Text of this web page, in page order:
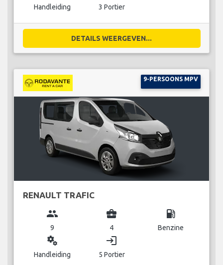
Handleiding 3 Portier
DETAILS WEERGEVEN...
9-PERSOONS MPV
RENAULT TRAFIC
group
9
business_center
4
local_gas_station
Benzine
miscellaneous_services
Handleiding
login
5 Portier